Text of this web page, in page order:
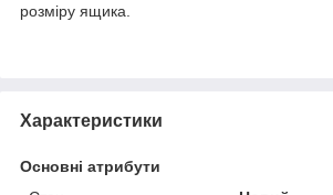
розміру ящика.
Характеристики
Основні атрибути